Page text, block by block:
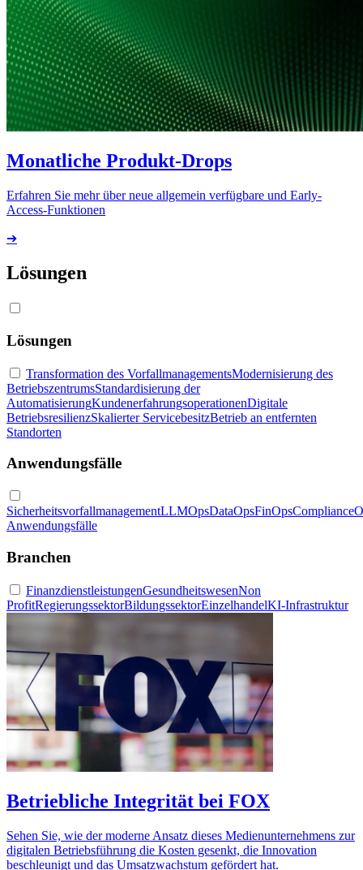
Monatliche Produkt-Drops
Erfahren Sie mehr über neue allgemein verfügbare und Early-
Access-Funktionen
➔
Lösungen
Lösungen
Transformation des VorfallmanagementsModernisierung des
BetriebszentrumsStandardisierung der
AutomatisierungKundenerfahrungsoperationenDigitale
BetriebsresilienzSkalierter ServicebesitzBetrieb an entfernten
Standorten
Anwendungsfälle
SicherheitsvorfallmanagementLLMOpsDataOpsFinOps
Anwendungsfälle
Branchen
FinanzdienstleistungenGesundheitswesenNon
ProfitRegierungssektorBildungssektorEinzelhandelKI-Infrastruktur
Betriebliche Integrität bei FOX
Sehen Sie, wie der moderne Ansatz dieses Medienunternehmens zur
digitalen Betriebsführung die Kosten gesenkt, die Innovation
beschleunigt und das Umsatzwachstum gefördert hat.